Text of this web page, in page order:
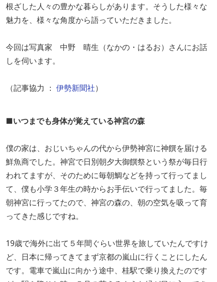
根ざした人々の豊かな暮らしがあります。そうした様々な
魅力を、様々な角度から語っていただきました。
今回は写真家 中野 晴生（なかの・はるお）さんにお話
しを伺います。
（記事協力 ： 伊勢新聞社）
■いつまでも身体が覚えている神宮の森
僕の家は、おじいちゃんの代から伊勢神宮に神饌を届ける
鮮魚商でした。神宮で日別朝夕大御饌祭という祭が毎日行
われてますが、そのために毎朝鯛などを持って行ってまし
て、僕も小学３年生の時からお手伝いで行ってました。毎
朝神宮に行ってたので、神宮の森の、朝の空気を吸って育
ってきた感じですね。
19歳で海外に出て５年間ぐらい世界を旅していたんですけ
ど、日本に帰ってきてまず京都の嵐山に行くことにしたん
です。電車で嵐山に向かう途中、桂駅で乗り換えたのです